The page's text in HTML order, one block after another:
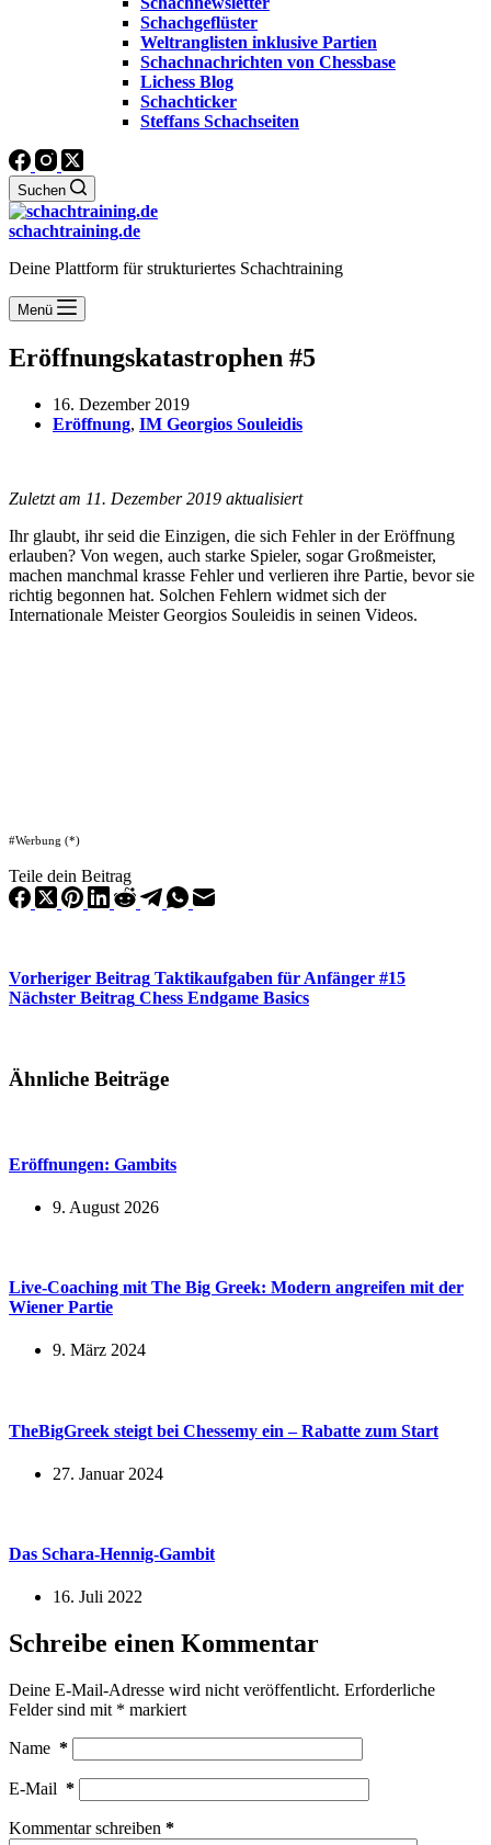
Schachgeflüster
Weltranglisten inklusive Partien
Schachnachrichten von Chessbase
Lichess Blog
Schachticker
Steffans Schachseiten
Suchen
schachtraining.de
Deine Plattform für strukturiertes Schachtraining
Menü
Eröffnungskatastrophen #5
16. Dezember 2019
Eröffnung, IM Georgios Souleidis
Zuletzt am 11. Dezember 2019 aktualisiert
Ihr glaubt, ihr seid die Einzigen, die sich Fehler in der Eröffnung
erlauben? Von wegen, auch starke Spieler, sogar Großmeister,
machen manchmal krasse Fehler und verlieren ihre Partie, bevor sie
richtig begonnen hat. Solchen Fehlern widmet sich der
Internationale Meister Georgios Souleidis in seinen Videos.
#Werbung (*)
Teile dein Beitrag
Vorheriger Beitrag Taktikaufgaben für Anfänger #15
Nächster Beitrag Chess Endgame Basics
Ähnliche Beiträge
Eröffnungen: Gambits
9. August 2026
Live-Coaching mit The Big Greek: Modern angreifen mit der
Wiener Partie
9. März 2024
TheBigGreek steigt bei Chessemy ein – Rabatte zum Start
27. Januar 2024
Das Schara-Hennig-Gambit
16. Juli 2022
Schreibe einen Kommentar
Deine E-Mail-Adresse wird nicht veröffentlicht. Erforderliche
Felder sind mit * markiert
Name *
E-Mail *
Kommentar schreiben *